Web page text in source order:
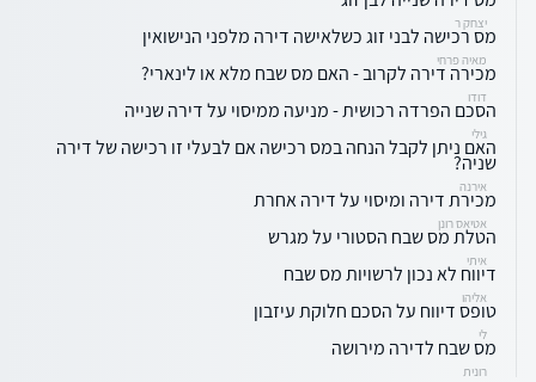
יצחק ר
מס רכישה לבני זוג כשלאישה דירה מלפני הנישואין
מאיה פרחי
מכירה דירה לקרוב - האם מס שבח מלא או לינארי?
דודו
הסכם הפרדה רכושית - מניעה ממיסוי על דירה שנייה
גילי
האם ניתן לקבל הנחה במס רכישה אם לבעלי זו רכישה של דירה
שניה?
אירנה
מכירת דירה ומיסוי על דירה אחרת
אטיאס רונן
הטלת מס שבח הסטורי על מגרש
איתי
דיווח לא נכון לרשויות מס שבח
אליהו
טופס דיווח על הסכם חלוקת עיזבון
לי
מס שבח לדירה מירושה
רונית